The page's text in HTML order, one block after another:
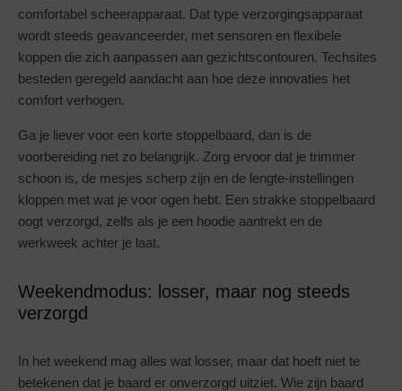
comfortabel scheerapparaat. Dat type verzorgingsapparaat
wordt steeds geavanceerder, met sensoren en flexibele
koppen die zich aanpassen aan gezichtscontouren. Techsites
besteden geregeld aandacht aan hoe deze innovaties het
comfort verhogen.
Ga je liever voor een korte stoppelbaard, dan is de
voorbereiding net zo belangrijk. Zorg ervoor dat je trimmer
schoon is, de mesjes scherp zijn en de lengte-instellingen
kloppen met wat je voor ogen hebt. Een strakke stoppelbaard
oogt verzorgd, zelfs als je een hoodie aantrekt en de
werkweek achter je laat.
Weekendmodus: losser, maar nog steeds
verzorgd
In het weekend mag alles wat losser, maar dat hoeft niet te
betekenen dat je baard er onverzorgd uitziet. Wie zijn baard